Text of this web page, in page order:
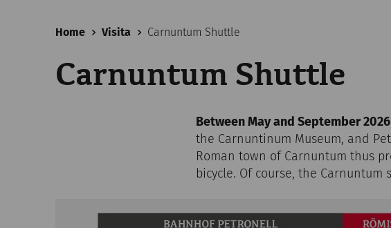
Home Visita Carnuntum Shuttle
Carnuntum Shuttle
Between May and September 2026
the Carnuntinum Museum, and
Roman town of Carnuntum thus
bicycle. Of course, the